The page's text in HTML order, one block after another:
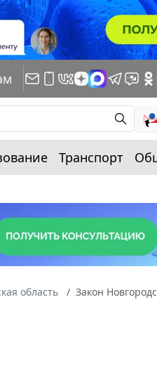
Транспорт
область
Закон